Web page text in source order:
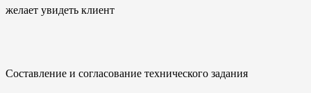
желает увидеть клиент
Составление и согласование технического задания